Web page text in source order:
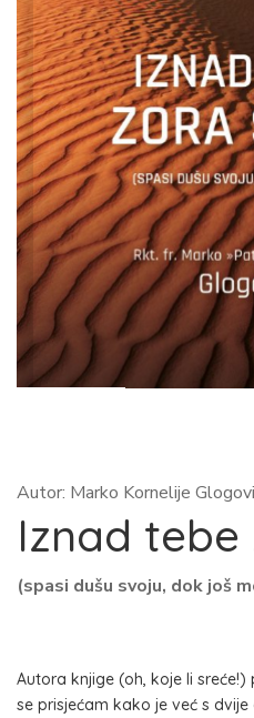
Autor: Marko Kornelije
Iznad tebe
(spasi dušu svoju, dok još
Autora knjige (oh, koje li
se prisjećam kako je već s